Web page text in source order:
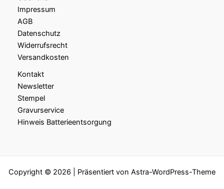
Impressum
AGB
Datenschutz
Widerrufsrecht
Versandkosten
Kontakt
Newsletter
Stempel
Gravurservice
Hinweis Batterieentsorgung
Copyright © 2026 | Präsentiert von Astra-WordPress-Theme